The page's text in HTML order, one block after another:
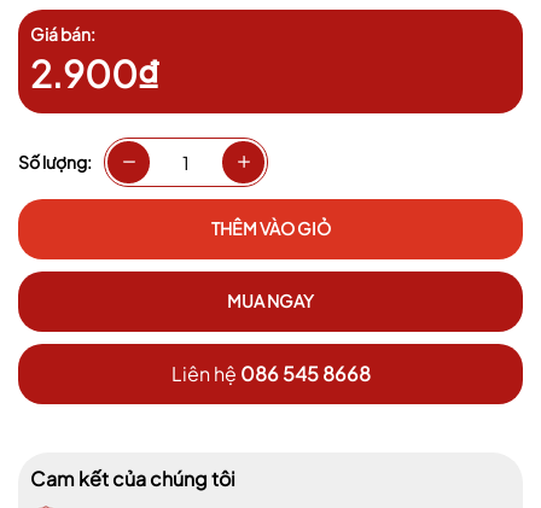
Giá bán:
2.900₫
Số lượng:
THÊM VÀO GIỎ
MUA NGAY
Liên hệ 086 545 8668
Cam kết của chúng tôi